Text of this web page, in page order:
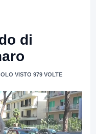
di
VISTO 979 VOLTE